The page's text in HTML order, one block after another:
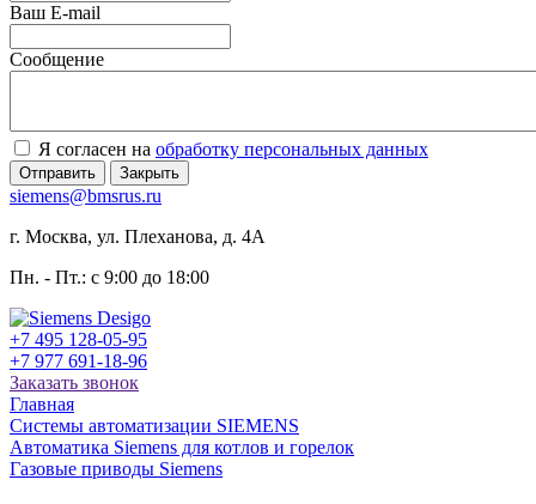
Ваш E-mail
Сообщение
Я согласен на обработку персональных данных
Отправить Закрыть
siemens@bmsrus.ru
г. Москва, ул. Плеханова, д. 4А
Пн. - Пт.: c 9:00 до 18:00
+7 495 128-05-95
+7 977 691-18-96
Заказать звонок
Главная
Системы автоматизации SIEMENS
Автоматика Siemens для котлов и горелок
Газовые приводы Siemens